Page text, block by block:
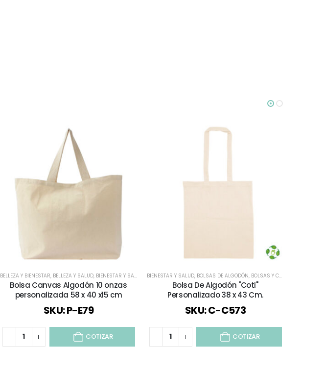
BELLEZA Y BIENESTAR, BELLEZA Y SALUD, BIENESTAR Y SALUD BOLSAS DE ALGODÓN,BOLSAS Y CAJAS,DÍA DE LA MADRE
Bolsa Canvas Algodón 10 onzas
personalizada 58 x 40 x15 cm
SKU: P-E79
COTIZAR
BIENESTAR Y SALUD, BOLSAS DE ALGODÓN, BOLSAS Y CAJAS
Bolsa De Algodón "Coti"
Personalizado 38 x 43 Cm.
SKU: C-C573
COTIZAR